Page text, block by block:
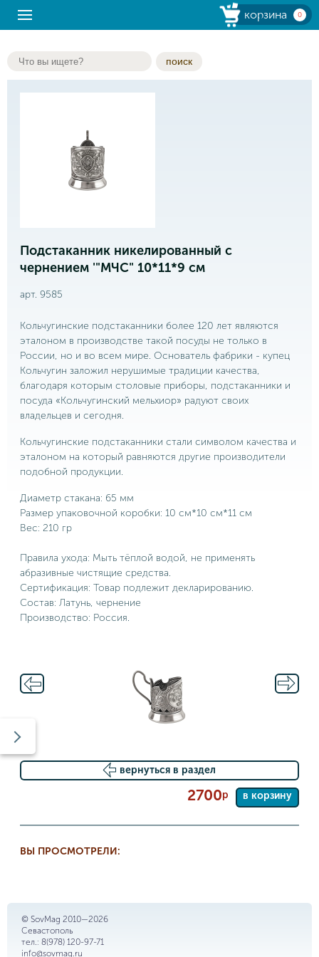
корзина 0
поиск
Подстаканник никелированный с
чернением '"МЧС" 10*11*9 см
арт. 9585
Кольчугинские подстаканники более 120 лет являются
эталоном в производстве такой посуды не только в
России, но и во всем мире. Основатель фабрики - купец
Кольчугин заложил нерушимые традиции качества,
благодаря которым столовые приборы, подстаканники и
посуда «Кольчугинский мельхиор» радуют своих
владельцев и сегодня.
Кольчугинские подстаканники стали символом качества и
эталоном на который равняются другие производители
подобной продукции.
Диаметр стакана: 65 мм
Размер упаковочной коробки: 10 см*10 см*11 см
Вес: 210 гр
Правила ухода: Мыть тёплой водой, не применять
абразивные чистящие средства.
Сертификация: Товар подлежит декларированию.
Состав: Латунь, чернение
Производство: Россия.
вернуться в раздел
2700р в корзину
ВЫ ПРОСМОТРЕЛИ:
© SovMag 2010—2026
Севастополь
тел.: 8(978) 120-97-71
info@sovmag.ru